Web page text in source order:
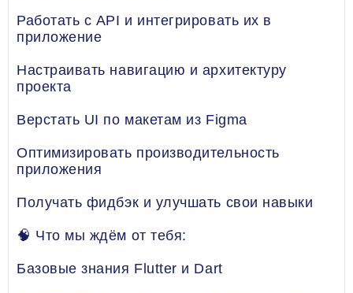
Работать с API и интегрировать их в
приложение
Настраивать навигацию и архитектуру
проекта
Верстать UI по макетам из Figma
Оптимизировать производительность
приложения
Получать фидбэк и улучшать свои навыки
🧠 Что мы ждём от тебя:
Базовые знания Flutter и Dart